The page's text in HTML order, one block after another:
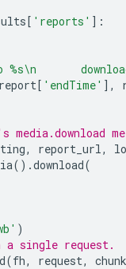
[ 'reports' ]:
%s\n
report[ 'endTime' ],
media.download
, report_url,
() .download(
)
a single request.
(fh, request,